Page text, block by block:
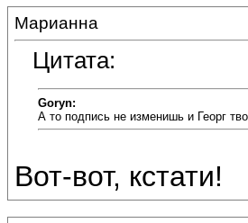
Марианна
Цитата:
Goryn:
А то подпись не изменишь и Георг
Вот-вот, кстати!